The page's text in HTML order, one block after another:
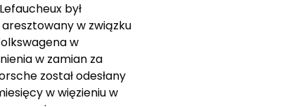
był
w związku
w
w zamian za
został odesłany
w więzieniu w